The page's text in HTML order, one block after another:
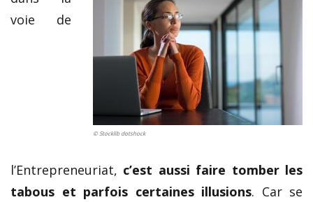
© Stocklib dotshock
voie de
l’Entrepreneuriat, c’est aussi faire tomber les
tabous et parfois certaines illusions. Car se